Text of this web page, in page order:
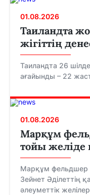
01.08.2026
Таиландта
жігіттің
Таиландта 26
ағайынды – 22
01.08.2026
Марқұм
тойы
Марқұм фельдшер
Зейнет Әділеттің
әлеуметтік